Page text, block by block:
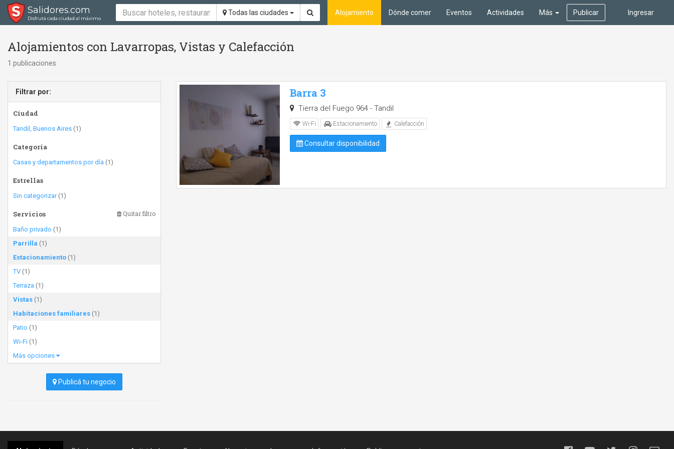
Salidores.com
Disfrutá cada ciudad al máximo
Todas las ciudades Ingresar
Alojamiento Dónde comer Eventos Actividades Más Publicar
Alojamientos con Lavarropas, Vistas y Calefacción
1 publicaciones
Filtrar por:
Ciudad
Tandil, Buenos Aires (1)
Categoría
Casas y departamentos por día (1)
Estrellas
Sin categorizar(1)
Servicios Quitar filtro
Baño privado (1)
Parrilla (1)
Estacionamiento (1)
TV (1)
Terraza (1)
Vistas (1)
Habitaciones familiares (1)
Patio (1)
Wi-Fi (1)
Más opciones
Publicá tu negocio
Barra 3
Tierra del Fuego 964 - Tandil
Wi-Fi Estacionamiento Calefacción
Consultar disponibilidad